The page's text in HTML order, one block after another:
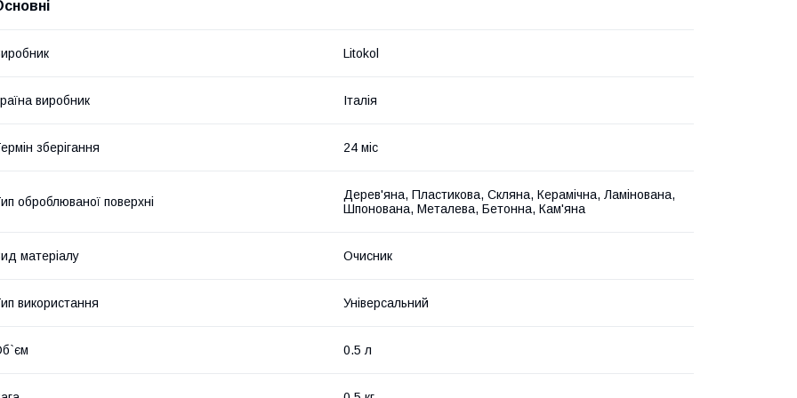
Litokol
виробник Італія
зберігання 24 міс
оброблюваної поверхні
Дерев'яна, Пластикова, Скляна, Керамічна, Ламінована,
Шпонована, Металева, Бетонна, Кам'яна
матеріалу Очисник
використання Універсальний
0.5 л